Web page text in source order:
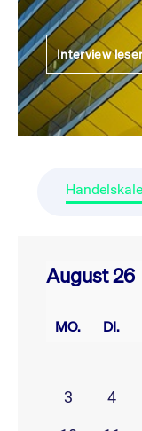
Interview
August 26
MO. DI.
3
4